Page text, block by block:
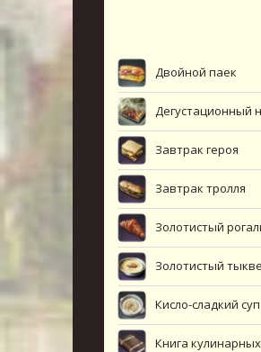
Двойной паек
Дегустационный
Завтрак героя
Завтрак тролля
Золотистый
Золотистый
Кисло-сладкий
Книга